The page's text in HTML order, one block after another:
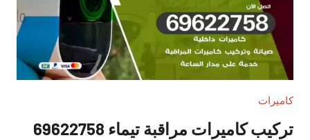
كاميرات
تركيب كاميرات مراقبة تيماء 69622758